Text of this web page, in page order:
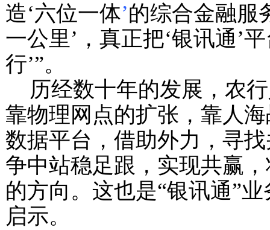
造‘六位一体’的综合金融服
一公里’，真正把‘银讯通’
行’”。
历经数十年的发展，农
靠物理网点的扩张，靠人
数据平台，借助外力，寻
争中站稳足跟，实现共赢
的方向。这也是“银讯通”
启示。